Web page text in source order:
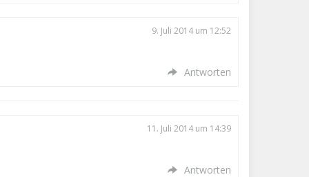
9. Juli 2014 um 12:52
Antworten
11. Juli 2014 um 14:39
Antworten